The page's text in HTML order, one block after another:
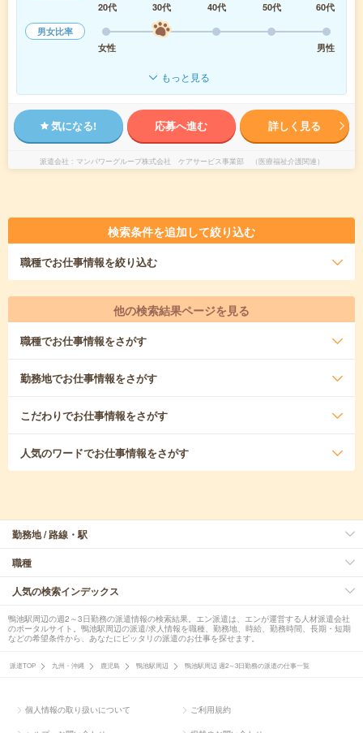
20代
30代 40代 50代
60代
男女比率
女性
男性
もっと見る
気になる! 応募へ進む 詳しく見る
派遣会社 マンパワーグループ株式会社 ケアサービス事業部 （医療福祉介護関連）
検索条件を追加して絞り込む
職種でお仕事情報を絞り込む
他の検索結果ページを見る
職種でお仕事情報をさがす
勤務地でお仕事情報をさがす
こだわりでお仕事情報をさがす
人気のワードでお仕事情報をさがす
勤務地 / 路線・駅
職種
人気の検索インデックス
鴨池駅周辺の週2～3日勤務の派遣情報の検索結果。エン派遣は、エンが運営する人材派遣会社
のポータルサイト。鴨池駅周辺の派遣/求人情報を職種、勤務地、時給、勤務時間、長期・短期
などの希望条件から、あなたにピッタリの派遣のお仕事を探せます。
派遣TOP 九州・沖縄 鹿児島 鴨池駅周辺 鴨池駅周辺 週2～3日勤務の派遣の仕事一覧
個人情報の取り扱いについて ご利用規約